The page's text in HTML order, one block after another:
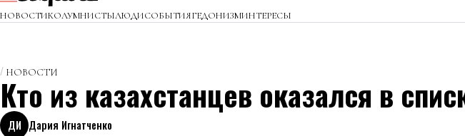
НОВОСТИКОЛУМНИСТЫЛЮДИСОБЫТИЯГЕДОНИЗМИНТЕРЕСЫ
НОВОСТИ
Кто из казахстанцев оказался в
ДИ Дария Игнатченко